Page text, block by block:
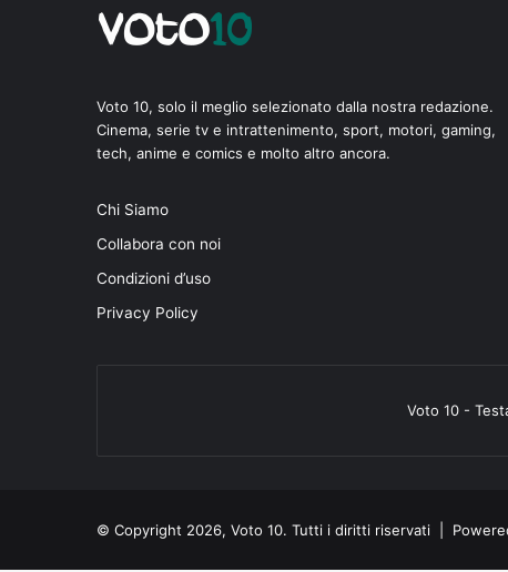
Voto 10, solo il meglio selezionato dalla nostra redazione.
Cinema, serie tv e intrattenimento, sport, motori, gaming,
tech, anime e comics e molto altro ancora.
Chi Siamo
Collabora con noi
Condizioni d’uso
Privacy Policy
Voto 10 -
© Copyright 2026, Voto 10. Tutti i diritti riservati |